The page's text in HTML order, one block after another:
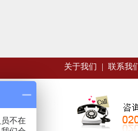
关于我们 联系我
不在